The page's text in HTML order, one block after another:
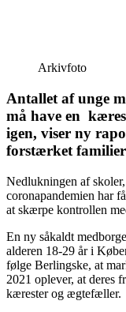
Arkivfoto
Antallet af unge
må have en
igen, viser ny
forstærket
Nedlukningen af
coronapandemien har
at skærpe kontrollen
En ny såkaldt
alderen 18-29 år i
følge Berlingske, at
2021 oplever, at deres
kærester og ægtefæller.